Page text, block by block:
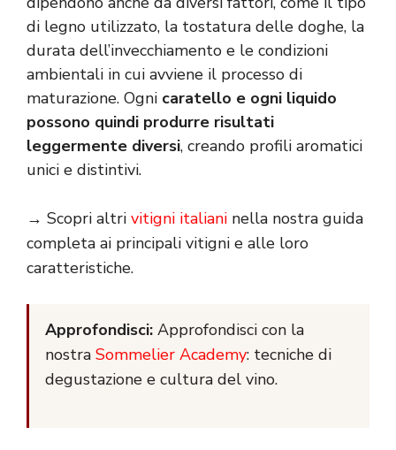
di legno utilizzato, la tostatura delle doghe, la
durata dell’invecchiamento e le condizioni
ambientali in cui avviene il processo di
maturazione. Ogni caratello e ogni liquido
possono quindi produrre risultati
leggermente diversi, creando profili aromatici
unici e distintivi.
→ Scopri altri vitigni italiani nella nostra guida
completa ai principali vitigni e alle loro
caratteristiche.
Approfondisci: Approfondisci con la
nostra Sommelier Academy: tecniche di
degustazione e cultura del vino.